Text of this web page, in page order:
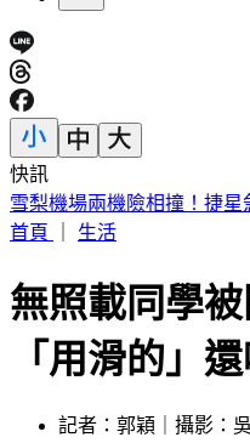
快訊
外送發票「中獎1000萬」
首頁
生活
無照載同學
「用滑的」
記者：郭穎｜攝影：